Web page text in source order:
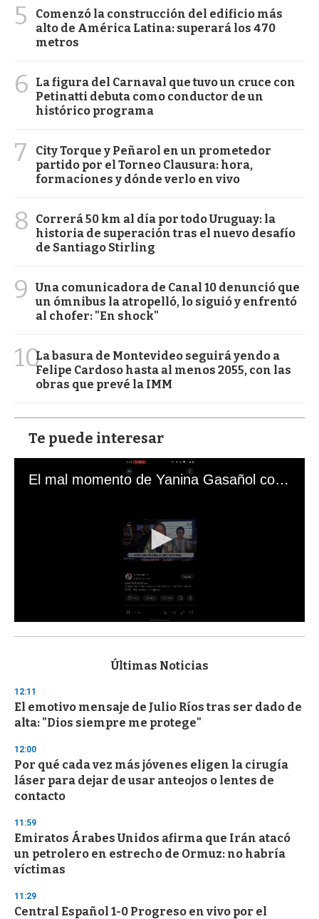
5
Comenzó la construcción del edificio más
alto de América Latina: superará los 470
metros
6
La figura del Carnaval que tuvo un cruce con
Petinatti debuta como conductor de un
histórico programa
7
City Torque y Peñarol en un prometedor
partido por el Torneo Clausura: hora,
formaciones y dónde verlo en vivo
8
Correrá 50 km al día por todo Uruguay: la
historia de superación tras el nuevo desafío
de Santiago Stirling
9
Una comunicadora de Canal 10 denunció que
un ómnibus la atropelló, lo siguió y enfrentó
al chofer: "En shock"
10La basura de Montevideo seguirá yendo a
Felipe Cardoso hasta al menos 2055, con las
obras que prevé la IMM
Te puede interesar
El mal momento de Yanina Gasañol con un hincha argentino en "Subrayado"
s
d
s
o
f
3
s
e
c
o
d
s
Últimas Noticias
12:11
El emotivo mensaje de Julio Ríos tras ser dado de
alta: "Dios siempre me protege"
12:00
Por qué cada vez más jóvenes eligen la cirugía
láser para dejar de usar anteojos o lentes de
contacto
11:59
Emiratos Árabes Unidos afirma que Irán atacó
un petrolero en estrecho de Ormuz: no habría
víctimas
11:29
Central Español 1-0 Progreso en vivo por el